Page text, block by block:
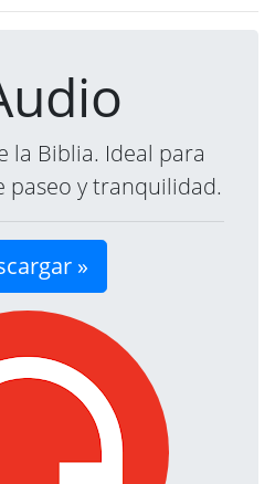
la Biblia. Ideal para
paseo y tranquilidad.
»